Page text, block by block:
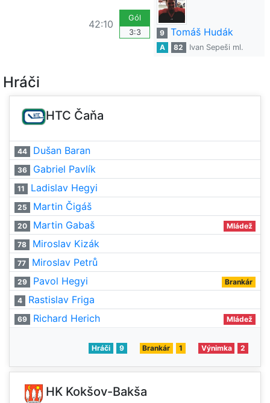
42:10
Gól
3:3
9 Tomáš Hudák
A 82 Ivan Sepeši ml.
Hráči
HTC Čaňa
44 Dušan Baran
36 Gabriel Pavlík
11 Ladislav Hegyi
25 Martin Čigáš
20 Martin Gabaš Mládež
78 Miroslav Kizák
77 Miroslav Petrů
29 Pavol Hegyi Brankár
4 Rastislav Friga
69 Richard Herich Mládež
Hráči 9 Brankár 1 Výnimka 2
HK Kokšov-Bakša